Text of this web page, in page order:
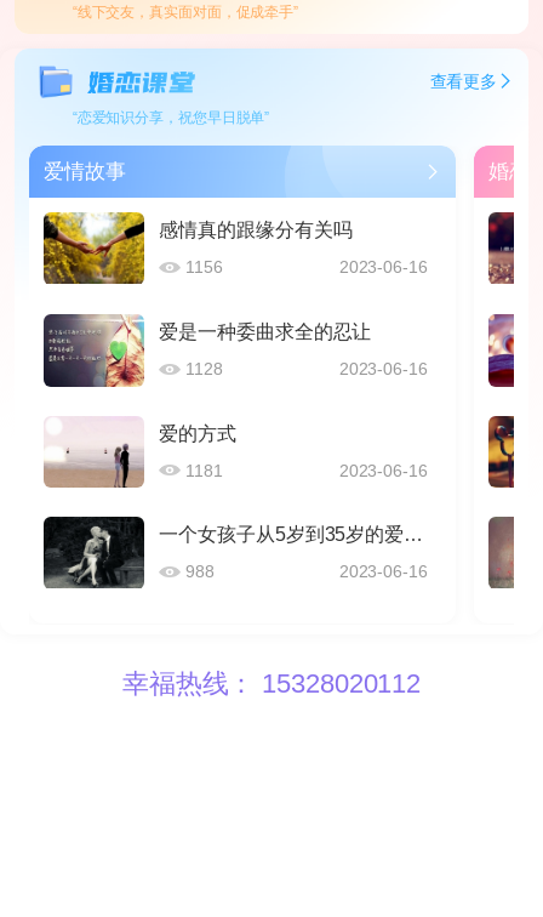
“线下交友，真实面对面，促成牵手”
查看更多
“恋爱知识分享，祝您早日脱单”
爱情故事
感情真的跟缘分有关吗
1156 2023-06-16
爱是一种委曲求全的忍让
1128 2023-06-16
爱的方式
1181 2023-06-16
一个女孩子从5岁到35岁的爱情感悟
988 2023-06-16
婚恋
幸福热线： 15328020112